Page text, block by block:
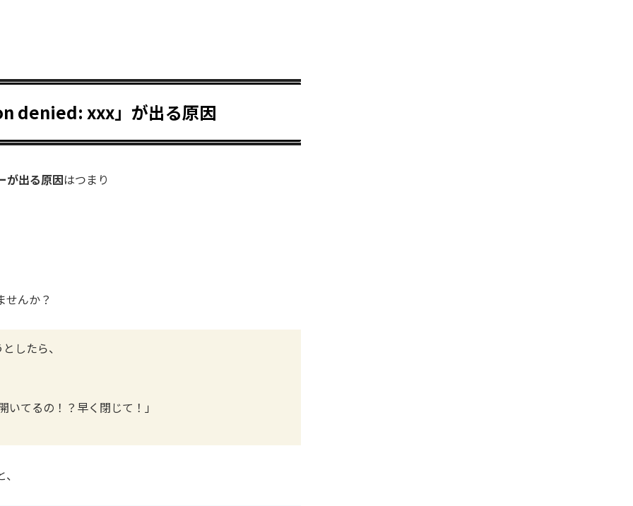
denied: xxx」が出る原因
が出る原因はつまり
せんか？
したら、
てるの！？早く閉じて！」